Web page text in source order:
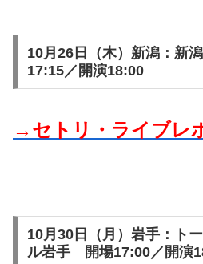
10月26日（木）新潟：新
17:15／開演18:00
→セトリ・ライブレ
10月30日（月）岩手：ト
ル岩手 開場17:00／開演